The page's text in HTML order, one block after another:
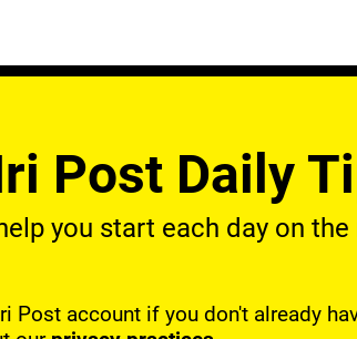
Post Daily
you start each day on
Post account if you don't already